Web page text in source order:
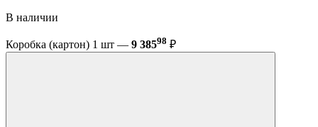
В наличии
Коробка (картон) 1 шт — 9 38598 ₽